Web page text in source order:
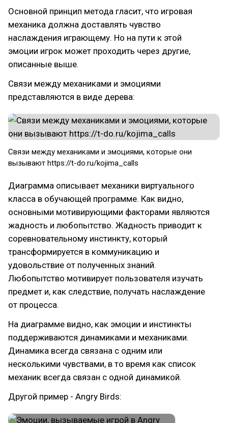
Основной принцип метода гласит, что игровая
механика должна доставлять чувство
наслаждения играющему. Но на пути к этой
эмоции игрок может проходить через другие,
описанные выше.
Связи между механиками и эмоциями
представляются в виде дерева:
Связи между механиками и эмоциями, которые они
вызывают​ https://t-do.ru/kojima_calls
Диаграмма описывает механики виртуального
класса в обучающей программе. Как видно,
основными мотивирующими факторами являются
жадность и любопытство. Жадность приводит к
соревновательному инстинкту, который
трансформируется в коммуникацию и
удовольствие от полученных знаний.
Любопытство мотивирует пользователя изучать
предмет и, как следствие, получать наслаждение
от процесса.
На диаграмме видно, как эмоции и инстинкты
поддерживаются динамиками и механиками.
Динамика всегда связана с одним или
несколькими чувствами, в то время как список
механик всегда связан с одной динамикой.
Другой пример - Angry Birds: